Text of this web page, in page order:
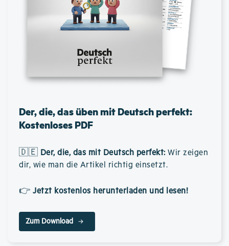
Der, die, das üben mit Deutsch perfekt:
Kostenloses PDF
🇩🇪 Der, die, das mit Deutsch perfekt: Wir zeigen
dir, wie man die Artikel richtig einsetzt.
👉 Jetzt kostenlos herunterladen und lesen!
Zum Download